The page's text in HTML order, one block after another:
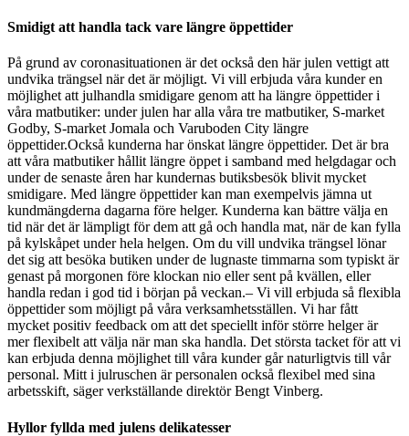
Smidigt att handla tack vare längre öppettider
På grund av coronasituationen är det också den här julen vettigt att
undvika trängsel när det är möjligt. Vi vill erbjuda våra kunder en
möjlighet att julhandla smidigare genom att ha längre öppettider i
våra matbutiker: under julen har alla våra tre matbutiker, S-market
Godby, S-market Jomala och Varuboden City längre
öppettider.Också kunderna har önskat längre öppettider. Det är bra
att våra matbutiker hållit längre öppet i samband med helgdagar och
under de senaste åren har kundernas butiksbesök blivit mycket
smidigare. Med längre öppettider kan man exempelvis jämna ut
kundmängderna dagarna före helger. Kunderna kan bättre välja en
tid när det är lämpligt för dem att gå och handla mat, när de kan fylla
på kylskåpet under hela helgen. Om du vill undvika trängsel lönar
det sig att besöka butiken under de lugnaste timmarna som typiskt är
genast på morgonen före klockan nio eller sent på kvällen, eller
handla redan i god tid i början på veckan.– Vi vill erbjuda så flexibla
öppettider som möjligt på våra verksamhetsställen. Vi har fått
mycket positiv feedback om att det speciellt inför större helger är
mer flexibelt att välja när man ska handla. Det största tacket för att vi
kan erbjuda denna möjlighet till våra kunder går naturligtvis till vår
personal. Mitt i julruschen är personalen också flexibel med sina
arbetsskift, säger verkställande direktör Bengt Vinberg.
Hyllor fyllda med julens delikatesser